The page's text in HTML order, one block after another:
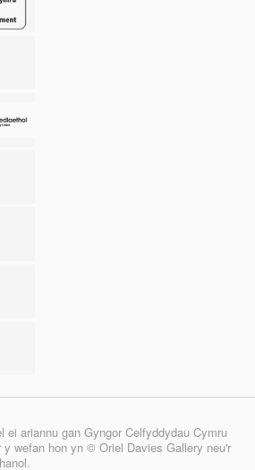
ei ariannu gan Gyngor Celfyddydau Cymru
y wefan hon yn © Oriel Davies Gallery neu'r